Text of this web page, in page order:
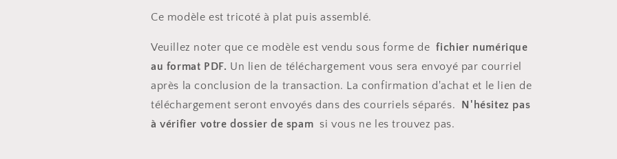
Ce modèle est tricoté à plat puis assemblé.
Veuillez noter que ce modèle est vendu sous forme defichier numérique
au format PDF. Un lien de téléchargement vous sera envoyé par courriel
après la conclusion de la transaction. La confirmation d'achat et le lien de
téléchargement seront envoyés dans des courriels séparés. N'hésitez pas
à vérifier votre dossier de spam si vous ne les trouvez pas.